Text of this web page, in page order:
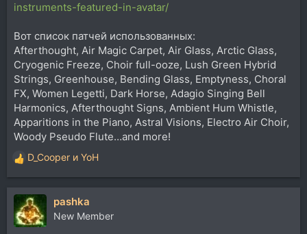
instruments-featured-in-avatar/
Вот список патчей использованных:
Afterthought, Air Magic Carpet, Air Glass, Arctic Glass,
Cryogenic Freeze, Choir full-ooze, Lush Green Hybrid
Strings, Greenhouse, Bending Glass, Emptyness, Choral
FX, Women Legetti, Dark Horse, Adagio Singing Bell
Harmonics, Afterthought Signs, Ambient Hum Whistle,
Apparitions in the Piano, Astral Visions, Electro Air Choir,
Woody Pseudo Flute…and more!
Р
е
а
ц
и
D_Cooper и YoH
pashka
New Member